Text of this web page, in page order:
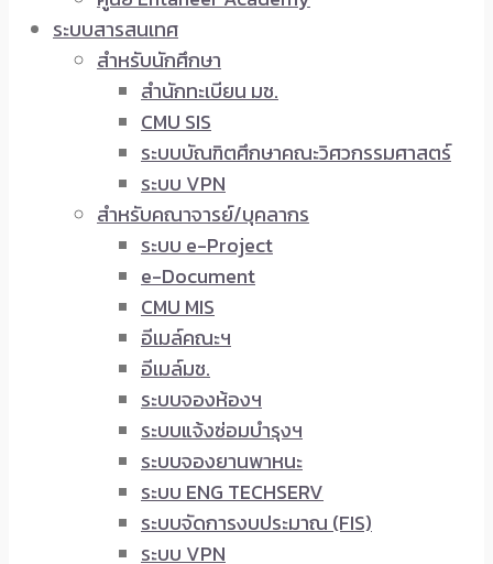
ระบบสารสนเทศ
สำหรับนักศึกษา
สำนักทะเบียน มช.
CMU SIS
ระบบบัณฑิตศึกษาคณะวิศวกรรมศาสตร์
ระบบ VPN
สำหรับคณาจารย์/บุคลากร
ระบบ e-Project
e-Document
CMU MIS
อีเมล์คณะฯ
อีเมล์มช.
ระบบจองห้องฯ
ระบบแจ้งซ่อมบำรุงฯ
ระบบจองยานพาหนะ
ระบบ ENG TECHSERV
ระบบจัดการงบประมาณ (FIS)
ระบบ VPN